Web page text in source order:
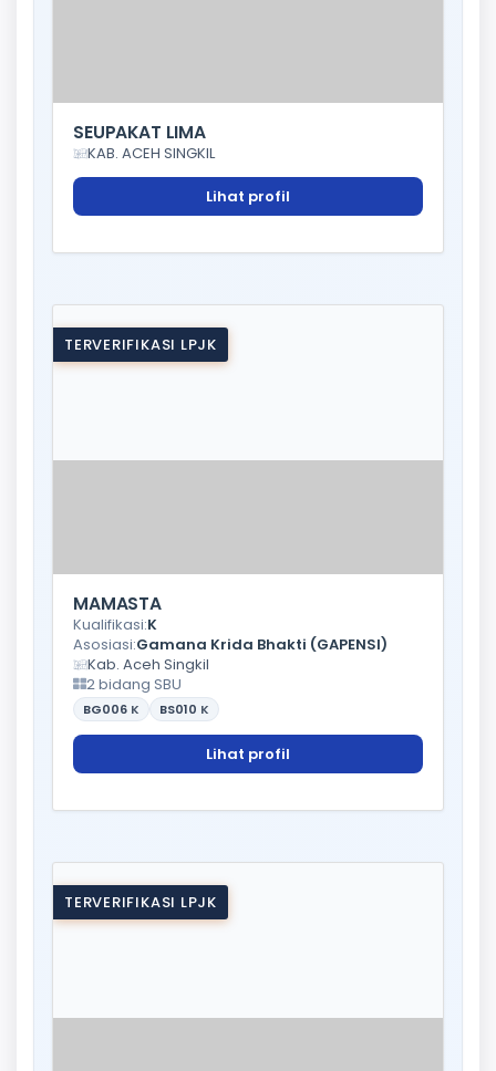
SEUPAKAT LIMA
KAB. ACEH SINGKIL
Lihat profil
TERVERIFIKASI LPJK
MAMASTA
Kualifikasi:K
Asosiasi:Gamana Krida Bhakti (GAPENSI)
Kab. Aceh Singkil
2 bidang SBU
BG006 K BS010 K
Lihat profil
TERVERIFIKASI LPJK